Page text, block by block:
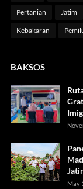
Pertanian Jatim
Kebakaran
BAKSOS
May